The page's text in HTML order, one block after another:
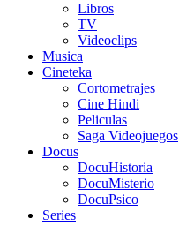
Libros
TV
Videoclips
Musica
Cineteka
Cortometrajes
Cine Hindi
Peliculas
Saga Videojuegos
Docus
DocuHistoria
DocuMisterio
DocuPsico
Series